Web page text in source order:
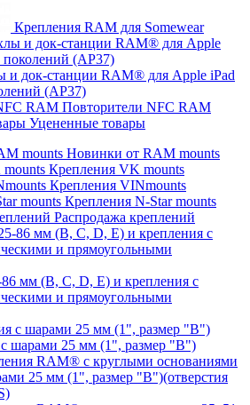
Крепления RAM для Somewear
и док-станции RAM® для Apple iPad
(AP37)
Повторители NFC RAM
Уцененные товары
Новинки от RAM mounts
Крепления VK mounts
Крепления VINmounts
Крепления N-Star mounts
Распродажа креплений
мм (B, C, D, E) и крепления с
и прямоугольными
шарами 25 мм (1", размер "B")
RAM® с круглыми основаниями
25 мм (1", размер "B")(отверстия